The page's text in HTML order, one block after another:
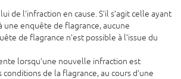
de l’infraction en cause. S’il s’agit celle ayant
une enquête de flagrance, aucune
de flagrance n’est possible à l’issue du
lorsqu’une nouvelle infraction est
de la flagrance, au cours d’une